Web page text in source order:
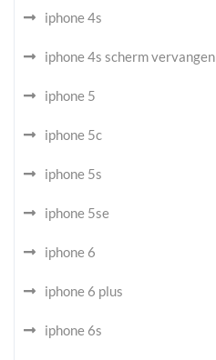
iphone 4s
iphone 4s scherm vervangen
iphone 5
iphone 5c
iphone 5s
iphone 5se
iphone 6
iphone 6 plus
iphone 6s